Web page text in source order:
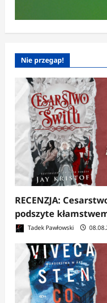
Nie przegap!
RECENZJA:
podszyte
Tadek Pawłowski